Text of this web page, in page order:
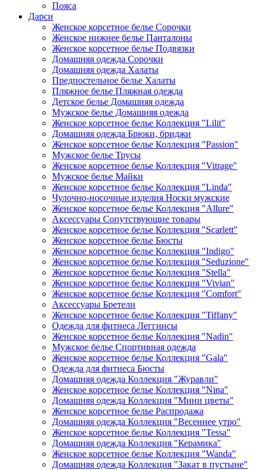
Пояса
Дарси
Женское корсетное белье Сорочки
Женское нижнее белье Панталоны
Женское корсетное белье Подвязки
Домашняя одежда Сорочки
Домашняя одежда Халаты
Предпостельное белье Халаты
Пляжное белье Пляжная одежда
Детское белье Домашняя одежда
Мужское белье Домашняя одежда
Женское корсетное белье Коллекция "Lilit"
Домашняя одежда Брюки, бриджи
Женское корсетное белье Коллекция "Passion"
Мужское белье Трусы
Женское корсетное белье Коллекция "Vitrage"
Мужское белье Майки
Женское корсетное белье Коллекция "Linda"
Чулочно-носочные изделия Носки мужские
Женское корсетное белье Коллекция "Allure"
Аксессуары Сопутствующие товары
Женское корсетное белье Коллекция "Scarlett"
Женское корсетное белье Бюсты
Женское корсетное белье Коллекция "Indigo"
Женское корсетное белье Коллекция "Seduzione"
Женское корсетное белье Коллекция "Stella"
Женское корсетное белье Коллекция "Vivian"
Женское корсетное белье Коллекция "Comfort"
Аксессуары Бретели
Женское корсетное белье Коллекция "Tiffany"
Одежда для фитнеса Леггинсы
Женское корсетное белье Коллекция "Nadin"
Мужское белье Спортивная одежда
Женское корсетное белье Коллекция "Gala"
Одежда для фитнеса Бюсты
Домашняя одежда Коллекция "Журавли"
Женское корсетное белье Коллекция "Nina"
Домашняя одежда Коллекция "Мини цветы"
Женское корсетное белье Распродажа
Домашняя одежда Коллекция "Весеннее утро"
Женское корсетное белье Коллекция "Tessa"
Домашняя одежда Коллекция "Керамика"
Женское корсетное белье Коллекция "Wanda"
Домашняя одежда Коллекция "Закат в пустыне"